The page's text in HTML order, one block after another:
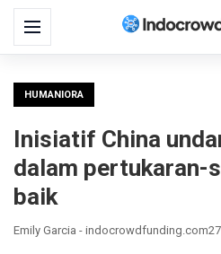
Menu
HUMANIORA
Inisiatif China
dalam pertukaran-
baik
Emily Garcia - indocrowdfunding.com